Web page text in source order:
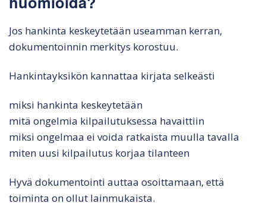
Jos hankinta keskeytetään useamman kerran,
dokumentoinnin merkitys korostuu.
Hankintayksikön kannattaa kirjata selkeästi
miksi hankinta keskeytetään
mitä ongelmia kilpailutuksessa havaittiin
miksi ongelmaa ei voida ratkaista muulla tavalla
miten uusi kilpailutus korjaa tilanteen
Hyvä dokumentointi auttaa osoittamaan, että
toiminta on ollut lainmukaista.